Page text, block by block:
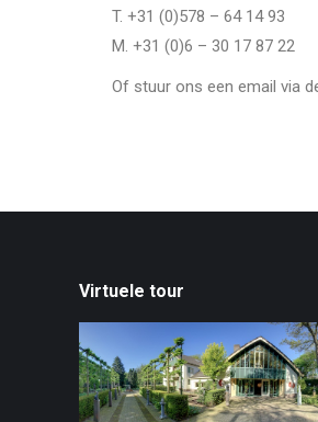
T. +31 (0)578 – 64 14 93
M. +31 (0)6 – 30 17 87 22
Of stuur ons een email via
Virtuele tour